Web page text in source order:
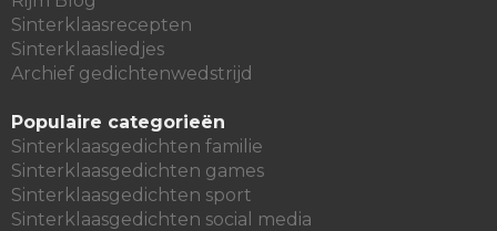
Sinterklaasrecepten
Sinterklaasliedjes
Archief gedichtenwedstrijd
Populaire categorieën
Sinterklaasgedichten familie
Sinterklaasgedichten games
Sinterklaasgedichten sport
Sinterklaasgedichten social media